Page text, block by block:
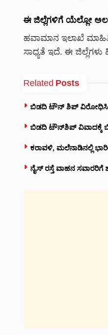
ಈ ಜಿಲ್ಲೆಗಳಿಗೆ ಯೆಲ್ಲೋ
ಹವಾಮಾನ ಇಲಾಖೆ ಮಾಹಿತಿ
ಸಾಧ್ಯತೆ ಇದೆ. ಈ ಜಿಲ್ಲೆಗಳು
Related Posts
ಬಿಡದಿ ಟೌನ್ ಶಿಪ್ ವಿರೋಧಿಸಿ
ಬಿಡದಿ ಟೌನ್‌ಶಿಪ್‌ ವಿವಾದಕ್ಕೆ ಬಿಗ್‌
ಕರಾವಳಿ, ಮಲೆನಾಡಿನಲ್ಲಿ
ನೈಸ್‌ ರಸ್ತೆ ವಾಹನ